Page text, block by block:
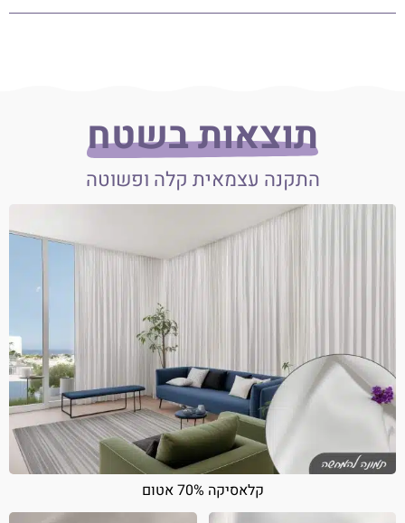
תוצאות בשטח
התקנה עצמאית קלה ופשוטה
קלאסיקה 70% אטום